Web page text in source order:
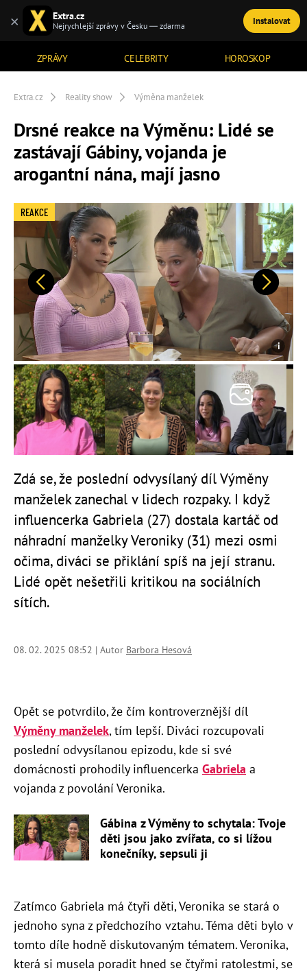
ZPRÁVY CELEBRITY HOROSKOP
TÉMATA
Extra.cz Reality show Výměna manželek
Drsné reakce na Výměnu: Lidé se
zastávají Gábiny, vojanda je
arogantní nána, mají jasno
Předchozí Další
REAKCE
Zdá se, že poslední odvysílaný díl Výměny
manželek zanechal v lidech rozpaky. I když
influencerka Gabriela (27) dostala kartáč od
náhradní manželky Veroniky (31) mezi osmi
očima, diváci se přiklání spíš na její stranu.
Lidé opět nešetřili kritikou na sociálních
sítích.
08. 02. 2025 08:52 | Autor Barbora Hesová
Opět se potvrdilo, že čím kontroverznější díl
Výměny manželek, tím lepší. Diváci rozcupovali
poslední odvysílanou epizodu, kde si své
domácnosti prohodily influencerka Gabriela a
vojanda z povolání Veronika.
Gábina z Výměny to schytala: Tvoje
děti jsou jako zvířata, co si lížou
konečníky, sepsuli ji
Zatímco Gabriela má čtyři děti, Veronika se stará o
jednoho syna z předchozího vztahu. Téma děti bylo v
tomto díle hodně diskutovaným tématem. Veronika,
která si musela poradit hned se čtyřmi ratolestmi, se
× Extra.cz
Nejrychlejší zprávy v Česku — zdarma Instalovat